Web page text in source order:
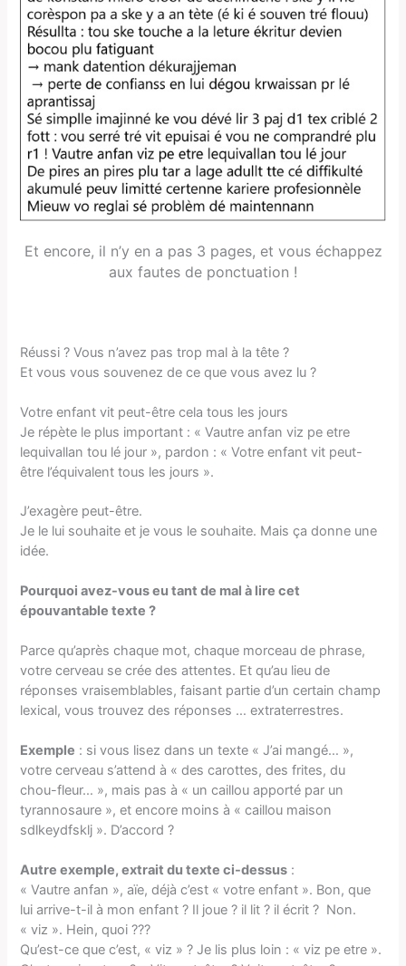
Et encore, il n’y en a pas 3 pages, et vous échappez
aux fautes de ponctuation !
Réussi ? Vous n’avez pas trop mal à la tête ?
Et vous vous souvenez de ce que vous avez lu ?
Votre enfant vit peut-être cela tous les jours
Je répète le plus important : « Vautre anfan viz pe etre
lequivallan tou lé jour », pardon : « Votre enfant vit peut-
être l’équivalent tous les jours ».
J’exagère peut-être.
Je le lui souhaite et je vous le souhaite. Mais ça donne une
idée.
Pourquoi avez-vous eu tant de mal à lire cet
épouvantable texte ?
Parce qu’après chaque mot, chaque morceau de phrase,
votre cerveau se crée des attentes. Et qu’au lieu de
réponses vraisemblables, faisant partie d’un certain champ
lexical, vous trouvez des réponses … extraterrestres.
Exemple : si vous lisez dans un texte « J’ai mangé… »,
votre cerveau s’attend à « des carottes, des frites, du
chou-fleur… », mais pas à « un caillou apporté par un
tyrannosaure », et encore moins à « caillou maison
sdlkeydfsklj ». D’accord ?
Autre exemple, extrait du texte ci-dessus :
« Vautre anfan », aïe, déjà c’est « votre enfant ». Bon, que
lui arrive-t-il à mon enfant ? Il joue ? il lit ? il écrit ? Non.
« viz ». Hein, quoi ???
Qu’est-ce que c’est, « viz » ? Je lis plus loin : « viz pe etre ».